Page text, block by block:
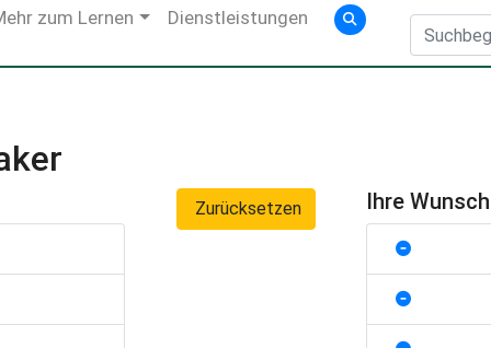
zum Lernen Dienstleistungen
Zurücksetzen Ihre